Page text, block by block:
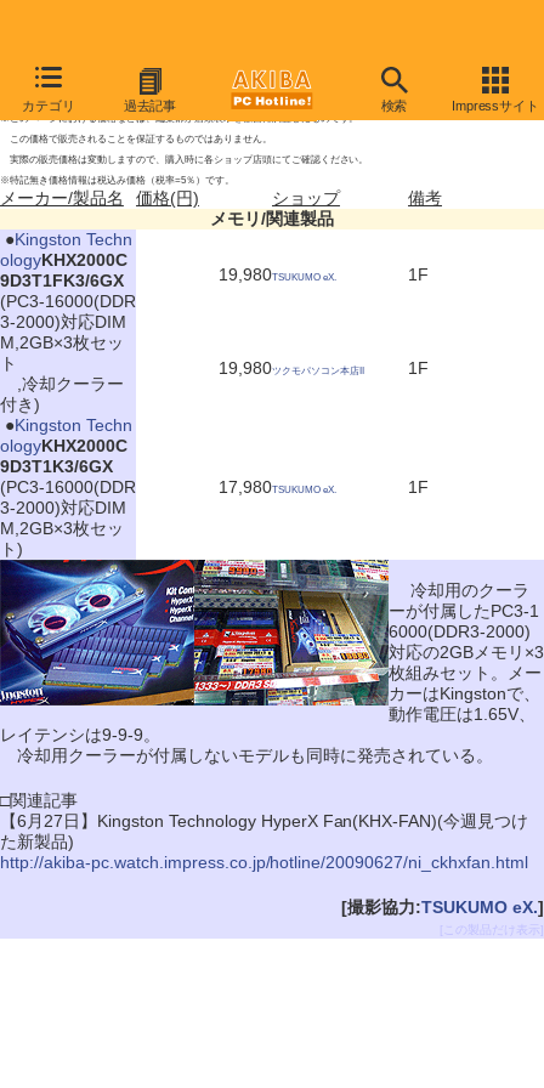
カテゴリ 過去記事 検索 Impressサイト
メモリ/関連製品の新製品2009年8月1日号
※このページにおける価格などは、編集部が店頭表示を独自に調査したものです。
この価格で販売されることを保証するものではありません。
実際の販売価格は変動しますので、購入時に各ショップ店頭にてご確認ください。
※特記無き価格情報は税込み価格（税率=5％）です。
メーカー/製品名 価格(円) ショップ
備考
メモリ/関連製品
●Kingston Techn
ologyKHX2000C
9D3T1FK3/6GX
(PC3-16000(DDR
3-2000)対応DIM
M,2GB×3枚セッ
ト
,冷却クーラー
付き)
19,980TSUKUMO eX. 1F
19,980ツクモパソコン本店II 1F
●Kingston Techn
ologyKHX2000C
9D3T1K3/6GX
(PC3-16000(DDR
3-2000)対応DIM
M,2GB×3枚セッ
ト)
17,980TSUKUMO eX. 1F
冷却用のクーラ
ーが付属したPC3-1
6000(DDR3-2000)
対応の2GBメモリ×3
枚組みセット。メー
カーはKingstonで、
動作電圧は1.65V、
レイテンシは9-9-9。
冷却用クーラーが付属しないモデルも同時に発売されている。
□関連記事
【6月27日】Kingston Technology HyperX Fan(KHX-FAN)(今週見つけ
た新製品)
http://akiba-pc.watch.impress.co.jp/hotline/20090627/ni_ckhxfan.html
[撮影協力:TSUKUMO eX.]
[この製品だけ表示]